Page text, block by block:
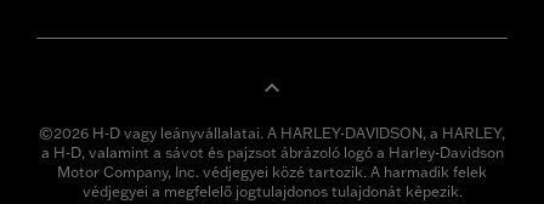
©2026 H-D vagy leányvállalatai. A HARLEY-DAVIDSON, a HARLEY,
a H-D, valamint a sávot és pajzsot ábrázoló logó a Harley-Davidson
Motor Company, Inc. védjegyei közé tartozik. A harmadik felek
védjegyei a megfelelő jogtulajdonos tulajdonát képezik.